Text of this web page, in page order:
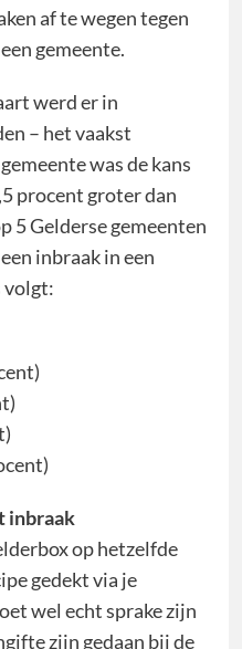
af te wegen tegen
gemeente.
werd er in
– het vaakst
was de kans
procent groter dan
5 Gelderse gemeenten
inbraak in een
volgt:
inbraak
op hetzelfde
gedekt via je
wel echt sprake zijn
zijn gedaan bij de